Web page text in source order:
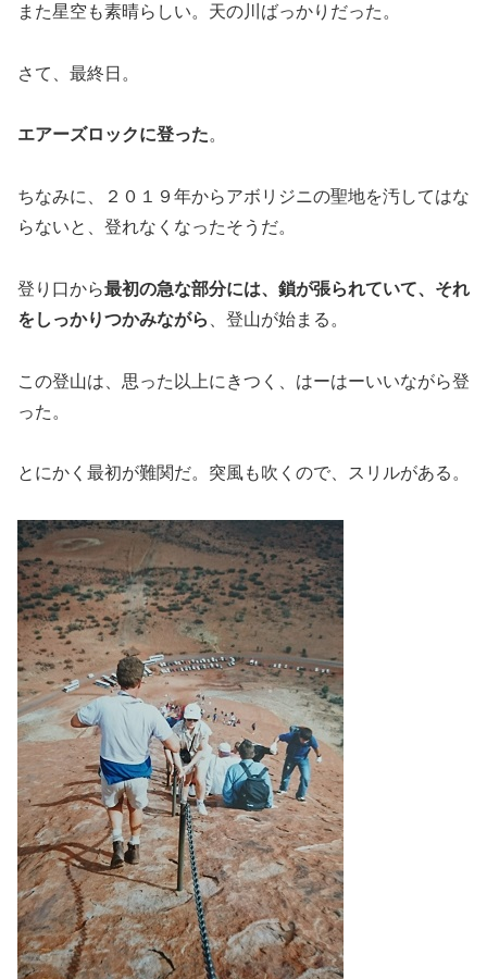
また星空も素晴らしい。天の川ばっかりだった。
さて、最終日。
エアーズロックに登った。
ちなみに、２０１９年からアボリジニの聖地を汚してはな
らないと、登れなくなったそうだ。
登り口から最初の急な部分には、鎖が張られていて、それ
をしっかりつかみながら
、登山が始まる。
この登山は、思った以上にきつく、はーはーいいながら登
った。
とにかく最初が難関だ。突風も吹くので、スリルがある。